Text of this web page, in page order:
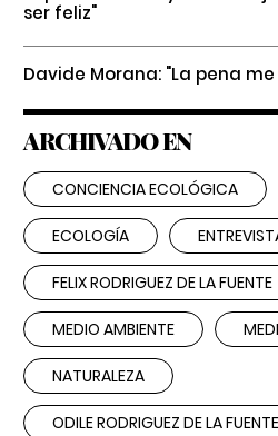
ser feliz"
Davide Morana: "La pena
ARCHIVADO EN
CONCIENCIA ECOLÓGICA
ECOLOGÍA
FELIX RODRIGUEZ DE LA FUENTE
MEDIO AMBIENTE
NATURALEZA
ODILE RODRIGUEZ DE LA FUENTE